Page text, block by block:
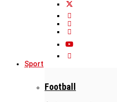
Sport
Football